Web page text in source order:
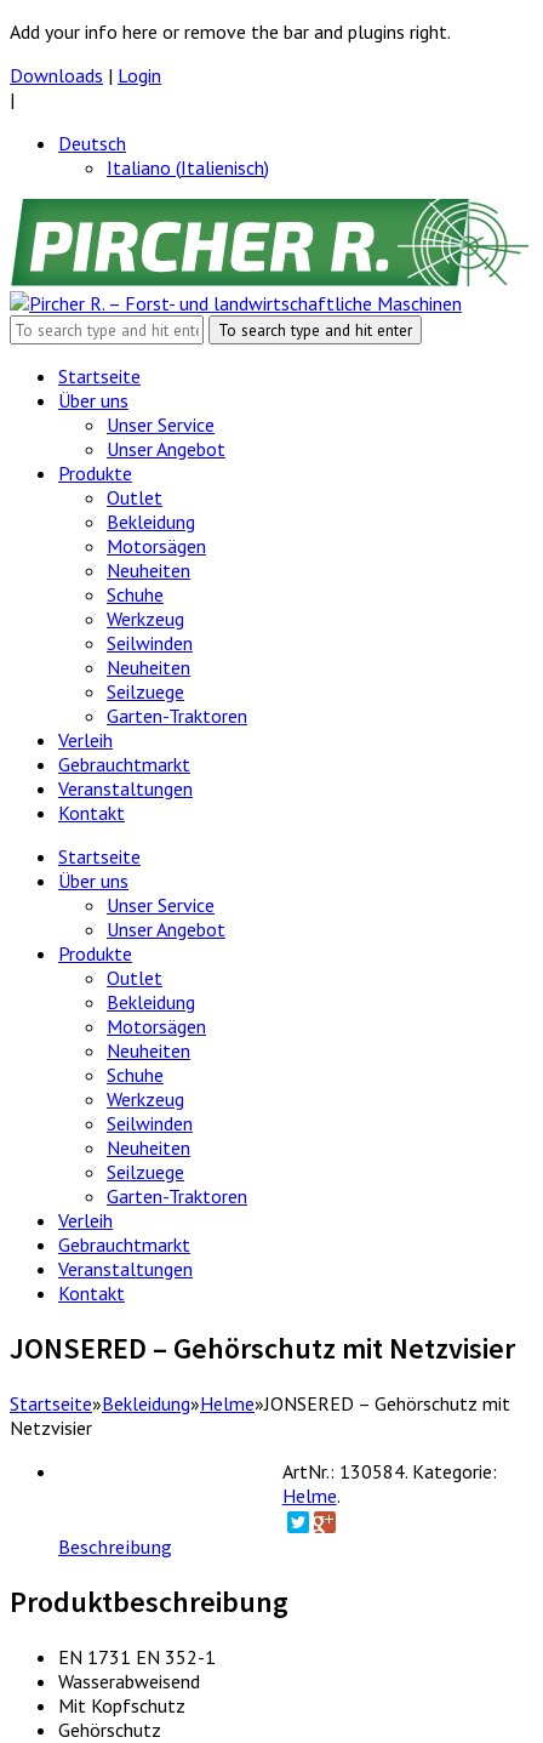
Add your info here or remove the bar and plugins right.
Downloads | Login
|
Deutsch
Italiano (Italienisch)
Startseite
Über uns
Unser Service
Unser Angebot
Produkte
Outlet
Bekleidung
Motorsägen
Neuheiten
Schuhe
Werkzeug
Seilwinden
Neuheiten
Seilzuege
Garten-Traktoren
Verleih
Gebrauchtmarkt
Veranstaltungen
Kontakt
Startseite
Über uns
Unser Service
Unser Angebot
Produkte
Outlet
Bekleidung
Motorsägen
Neuheiten
Schuhe
Werkzeug
Seilwinden
Neuheiten
Seilzuege
Garten-Traktoren
Verleih
Gebrauchtmarkt
Veranstaltungen
Kontakt
JONSERED – Gehörschutz mit Netzvisier
Startseite»Bekleidung»Helme»JONSERED – Gehörschutz mit
Netzvisier
ArtNr.: 130584. Kategorie:
Helme.
Beschreibung
Produktbeschreibung
EN 1731 EN 352-1
Wasserabweisend
Mit Kopfschutz
Gehörschutz